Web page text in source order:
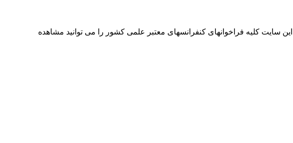
سایت کلیه فراخوانهای کنفرانسهای معتبر علمی کشور را می توانید مشاهده